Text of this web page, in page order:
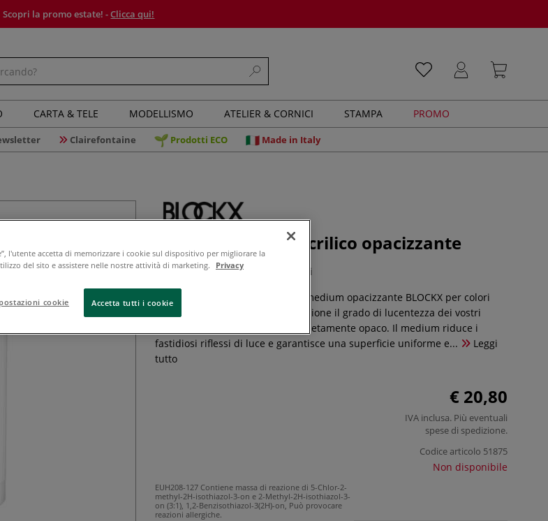
Scopri la promo estate! -Clicca qui!
CARTA & TELE MODELLISMO ATELIER & CORNICI STAMPA PROMO
Clairefontaine Prodotti ECO Made in Italy
Blockx - Medium acrilico opacizzante
0 recensioni
Più opacità, meno riflessi: con il medium opacizzante BLOCKX per colori
acrilici potete regolare con precisione il grado di lucentezza dei vostri
colori acrilici, da satinato a completamente opaco. Il medium riduce i
fastidiosi riflessi di luce e garantisce una superficie uniforme e...
Leggi
tutto
€ 20,80
IVA inclusa. Più eventuali
spese di spedizione.
Codice articolo 51875
Non disponibile
EUH208-127 Contiene massa di reazione di 5-Chlor-2-
methyl-2H-isothiazol-3-on e 2-Methyl-2H-isothiazol-3-
on (3:1), 1,2-Benzisothiazol-3(2H)-on, Può provocare
reazioni allergiche.
l'utente accetta di memorizzare i cookie sul dispositivo per migliorare la
del sito e assistere nelle nostre attività di marketing.
Privacy
cookie Accetta tutti i cookie